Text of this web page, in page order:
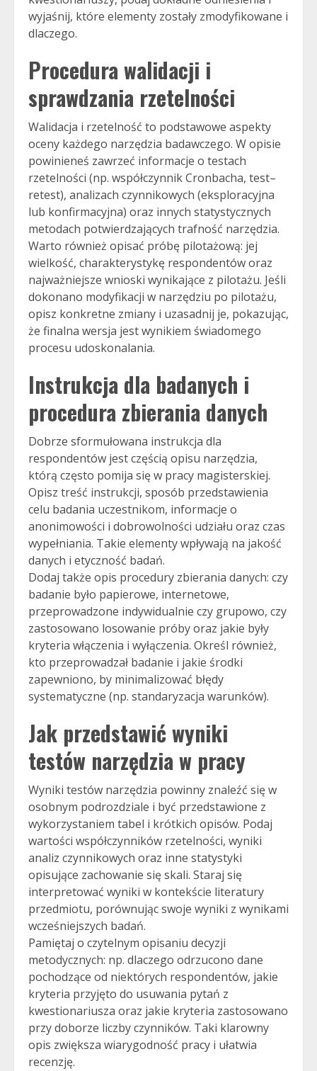
wyjaśnij, które elementy zostały zmodyfikowane i
dlaczego.
Procedura walidacji i
sprawdzania rzetelności
Walidacja i rzetelność to podstawowe aspekty
oceny każdego narzędzia badawczego. W opisie
powinieneś zawrzeć informacje o testach
rzetelności (np. współczynnik Cronbacha, test–
retest), analizach czynnikowych (eksploracyjna
lub konfirmacyjna) oraz innych statystycznych
metodach potwierdzających trafność narzędzia.
Warto również opisać próbę pilotażową: jej
wielkość, charakterystykę respondentów oraz
najważniejsze wnioski wynikające z pilotażu. Jeśli
dokonano modyfikacji w narzędziu po pilotażu,
opisz konkretne zmiany i uzasadnij je, pokazując,
że finalna wersja jest wynikiem świadomego
procesu udoskonalania.
Instrukcja dla badanych i
procedura zbierania danych
Dobrze sformułowana instrukcja dla
respondentów jest częścią opisu narzędzia,
którą często pomija się w pracy magisterskiej.
Opisz treść instrukcji, sposób przedstawienia
celu badania uczestnikom, informacje o
anonimowości i dobrowolności udziału oraz czas
wypełniania. Takie elementy wpływają na jakość
danych i etyczność badań.
Dodaj także opis procedury zbierania danych: czy
badanie było papierowe, internetowe,
przeprowadzone indywidualnie czy grupowo, czy
zastosowano losowanie próby oraz jakie były
kryteria włączenia i wyłączenia. Określ również,
kto przeprowadzał badanie i jakie środki
zapewniono, by minimalizować błędy
systematyczne (np. standaryzacja warunków).
Jak przedstawić wyniki
testów narzędzia w pracy
Wyniki testów narzędzia powinny znaleźć się w
osobnym podrozdziale i być przedstawione z
wykorzystaniem tabel i krótkich opisów. Podaj
wartości współczynników rzetelności, wyniki
analiz czynnikowych oraz inne statystyki
opisujące zachowanie się skali. Staraj się
interpretować wyniki w kontekście literatury
przedmiotu, porównując swoje wyniki z wynikami
wcześniejszych badań.
Pamiętaj o czytelnym opisaniu decyzji
metodycznych: np. dlaczego odrzucono dane
pochodzące od niektórych respondentów, jakie
kryteria przyjęto do usuwania pytań z
kwestionariusza oraz jakie kryteria zastosowano
przy doborze liczby czynników. Taki klarowny
opis zwiększa wiarygodność pracy i ułatwia
recenzję.